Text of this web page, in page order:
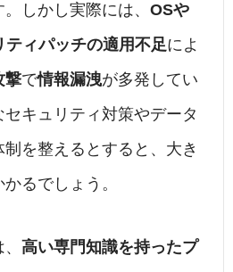
しかし実際には、 OSや
ィパッチの適用不足によ
撃で情報漏洩が多発してい
キュリティ対策やデータ
を整えるとすると、大き
るでしょう。
高い専門知識を持ったプ